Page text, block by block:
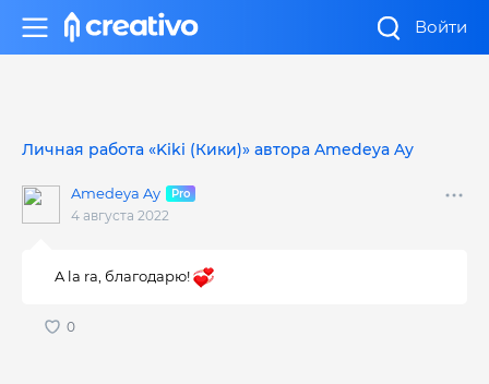
Войти
Личная работа «Kiki (Кики)» автора Amedeya Ay
Amedeya Ay
4 августа 2022
A la ra, благодарю!